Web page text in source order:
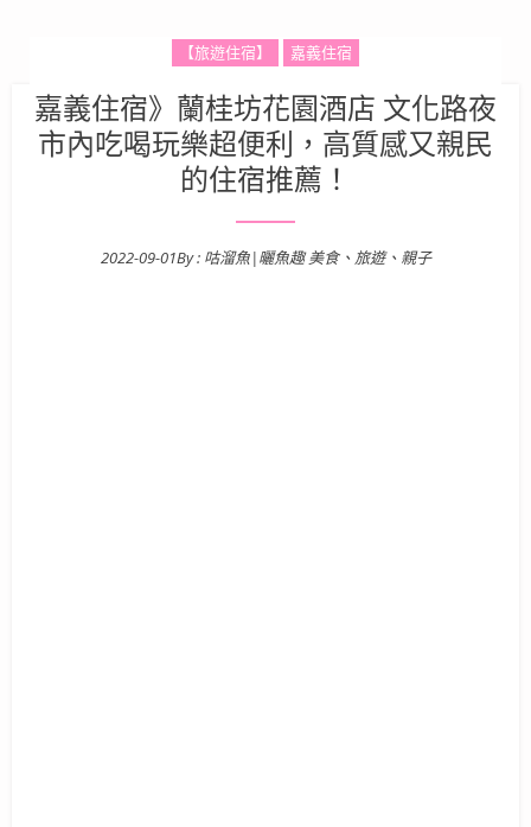
【旅遊住宿】 嘉義住宿
嘉義住宿》蘭桂坊花園酒店 文化路夜
市內吃喝玩樂超便利，高質感又親民
的住宿推薦！
Posted on
2022-09-01By : 咕溜魚|曬魚趣 美食、旅遊、親子